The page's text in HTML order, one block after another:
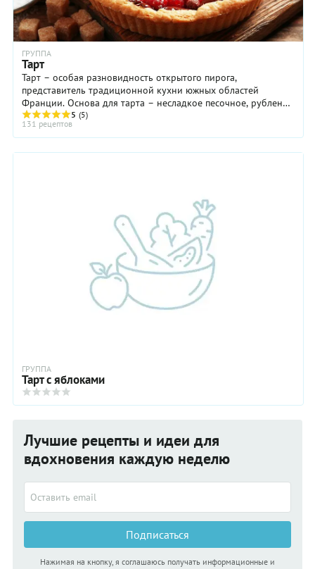
ГРУППА
Тарт
Тарт – особая разновидность открытого пирога,
представитель традиционной кухни южных областей
Франции. Основа для тарта – несладкое песочное, рубленое
или слоеное тесто. Начинка может быть мясной или ...
5 (5)
131 рецептов
ГРУППА
Тарт с яблоками
Лучшие рецепты и идеи для
вдохновения каждую неделю
Подписаться
Нажимая на кнопку, я соглашаюсь получать информационные и